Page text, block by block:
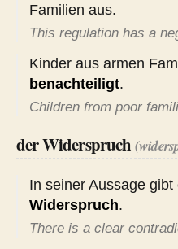
Familien aus.
This regulation has a
Kinder aus armen
benachteiligt.
Children from poor
der Widerspruch
In seiner Aussage
Widerspruch.
There is a clear